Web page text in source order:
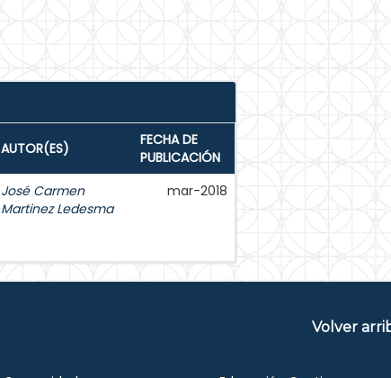
AUTOR(ES)
FECHA DE
PUBLICACIÓN
José Carmen
Martinez Ledesma
mar-2018
Volver